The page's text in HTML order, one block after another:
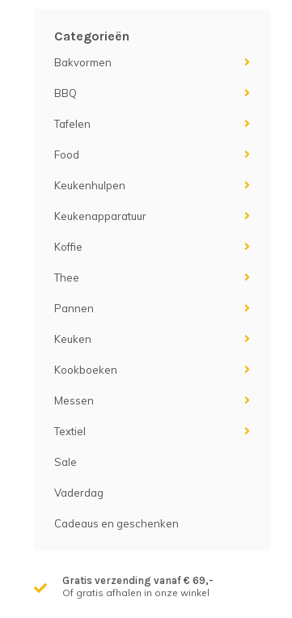
Categorieën
Bakvormen
BBQ
Tafelen
Food
Keukenhulpen
Keukenapparatuur
Koffie
Thee
Pannen
Keuken
Kookboeken
Messen
Textiel
Sale
Vaderdag
Cadeaus en geschenken
Gratis verzending vanaf € 69,-
Of gratis afhalen in onze winkel